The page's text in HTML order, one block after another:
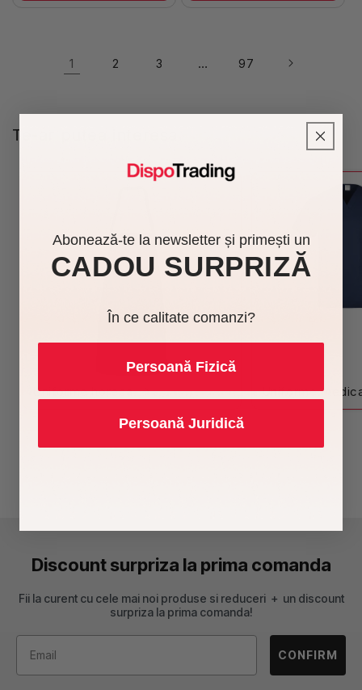
1 2 3 … 97
Te-ar putea interesa
Uniforme horeca Uniforme
Discount surpriza la prima comanda
Fii la curent cu cele mai noi produse si reduceri + un discount
surpriza la prima comanda!
CONFIRM
Abonează-te la newsletter și primești un
CADOU SURPRIZĂ
În ce calitate comanzi?
Persoană Fizică
Persoană Juridică